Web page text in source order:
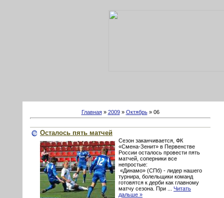
Главная» 2009 » Октябрь » 06
Осталось пять матчей
Сезон заканчивается, ФК
«Смена-Зенит» в Первенстве
России осталось провести пять
матчей, соперники все
непростые:
«Динамо» (СПб) - лидер нашего
турнира, болельщики команд
готовятся к дерби как главному
матчу сезона. При
Читать
дальше »